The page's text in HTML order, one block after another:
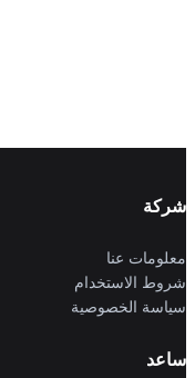
شركة
معلومات عنا
شروط الاستخدام
سياسة الخصوصية
ساعد